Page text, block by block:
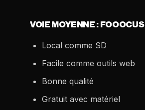
VOIE MOYENNE : FOOOCUS
Local comme SD
Facile comme outils web
Bonne qualité
Gratuit avec matériel